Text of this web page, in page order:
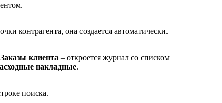
контрагента, она создается автоматически.
Заказы клиента – откроется журнал со списком
накладные.
поиска.